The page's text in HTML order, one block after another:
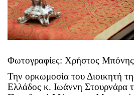
Φωτογραφίες: Χρήστος Μπόνης
Την ορκωμοσία του Διοικητή
Ελλάδος κ. Ιωάννη Στουρνάρα